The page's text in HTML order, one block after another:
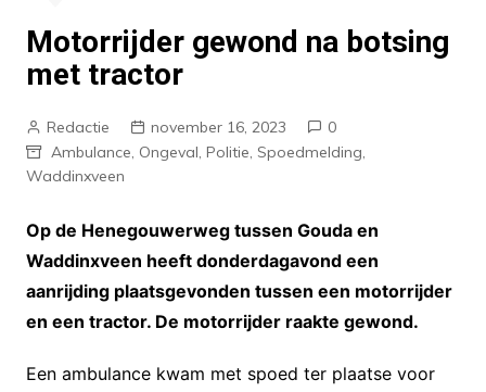
Motorrijder gewond na botsing
met tractor
Redactie november 16, 2023
0
Ambulance, Ongeval, Politie, Spoedmelding,
Waddinxveen
Op de Henegouwerweg tussen Gouda en
Waddinxveen heeft donderdagavond een
aanrijding plaatsgevonden tussen een motorrijder
en een tractor. De motorrijder raakte gewond.
Een ambulance kwam met spoed ter plaatse voor